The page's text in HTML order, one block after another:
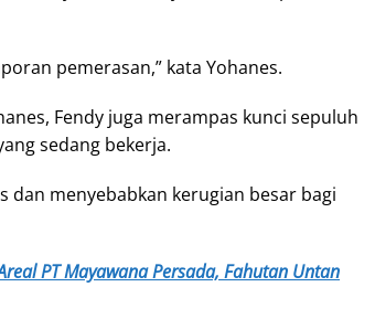
pemerasan,” kata Yohanes.
Fendy juga merampas kunci sepuluh
sedang bekerja.
dan menyebabkan kerugian besar bagi
PT Mayawana Persada, Fahutan Untan